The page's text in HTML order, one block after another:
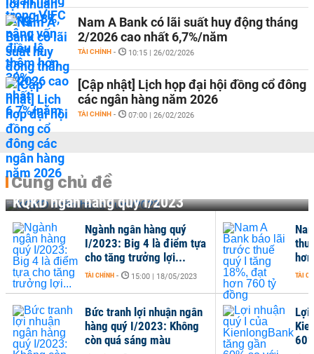
Nam A Bank có lãi suất huy động tháng
2/2026 cao nhất 6,7%/năm
TÀI CHÍNH - 10:15 | 26/02/2026
[Cập nhật] Lịch họp đại hội đồng cổ đông
các ngân hàng năm 2026
TÀI CHÍNH - 07:00 | 26/02/2026
Cùng chủ đề
KQKD ngân hàng quý I/2023
Ngành ngân hàng quý
I/2023: Big 4 là điểm tựa
cho tăng trưởng lợi...
TÀI CHÍNH - 15:00 | 18/05/2023
Bức tranh lợi nhuận ngân
hàng quý I/2023: Không
còn quá sáng màu
TÀI
Lợi